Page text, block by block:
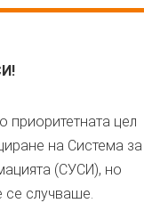
приоритетната цел
на Система за
(СУСИ), но
се случваше.